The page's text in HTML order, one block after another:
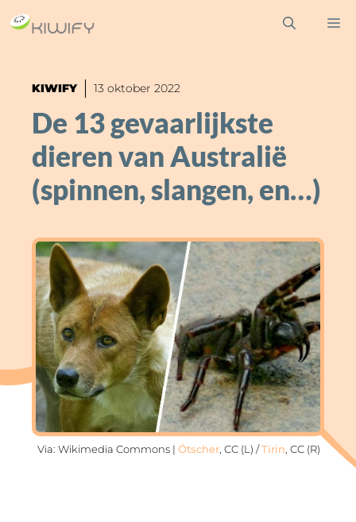
Ga
naar
inhoudKIWIFY 13 oktober 2022
De 13 gevaarlijkste
dieren van Australië
(spinnen, slangen, en…)
Via: Wikimedia Commons | Ötscher , CC (L) /Tirin , CC (R)